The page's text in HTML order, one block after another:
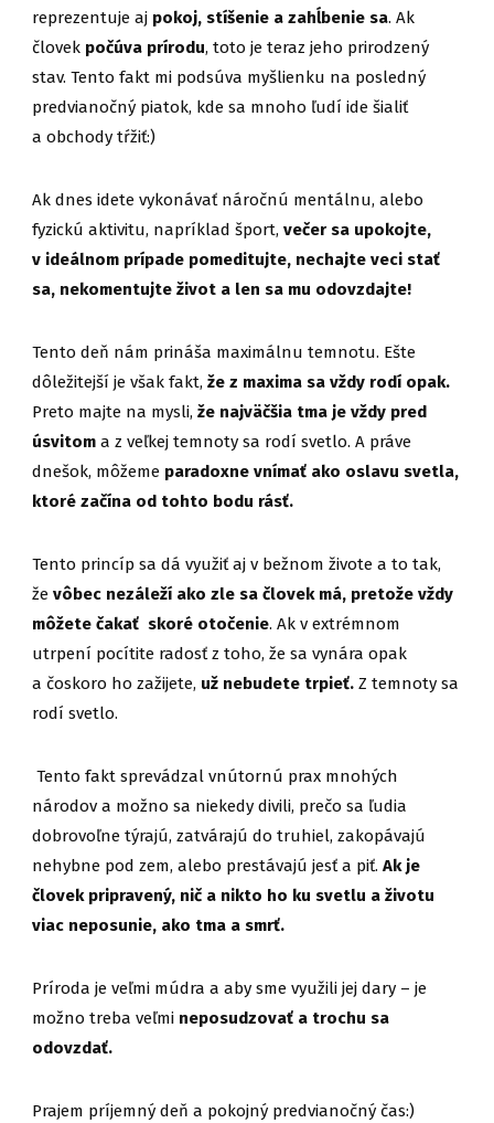
reprezentuje aj pokoj, stíšenie a zahĺbenie sa. Ak
človek počúva prírodu, toto je teraz jeho prirodzený
stav. Tento fakt mi podsúva myšlienku na posledný
predvianočný piatok, kde sa mnoho ľudí ide šialiť
a obchody tŕžiť:)
Ak dnes idete vykonávať náročnú mentálnu, alebo
fyzickú aktivitu, napríklad šport, večer sa upokojte,
v ideálnom prípade pomeditujte, nechajte veci stať
sa, nekomentujte život a len sa mu odovzdajte!
Tento deň nám prináša maximálnu temnotu. Ešte
dôležitejší je však fakt,že z maxima sa vždy rodí opak.
Preto majte na mysli,že najväčšia tma je vždy pred
úsvitom a z veľkej temnoty sa rodí svetlo. A práve
dnešok, môžeme paradoxne vnímať ako oslavu svetla,
ktoré začína od tohto bodu rásť.
Tento princíp sa dá využiť aj v bežnom živote a to tak,
ževôbec nezáleží ako zle sa človek má, pretože vždy
môžete čakať skoré otočenie. Ak v extrémnom
utrpení pocítite radosť z toho, že sa vynára opak
a čoskoro ho zažijete, už nebudete trpieť. Z temnoty sa
rodí svetlo.
Tento fakt sprevádzal vnútornú prax mnohých
národov a možno sa niekedy divili, prečo sa ľudia
dobrovoľne týrajú, zatvárajú do truhiel, zakopávajú
nehybne pod zem, alebo prestávajú jesť a piť.Ak je
človek pripravený, nič a nikto ho ku svetlu a životu
viac neposunie, ako tma a smrť.
Príroda je veľmi múdra a aby sme využili jej dary – je
možno treba veľmi neposudzovať a trochu sa
odovzdať.
Prajem príjemný deň a pokojný predvianočný čas:)